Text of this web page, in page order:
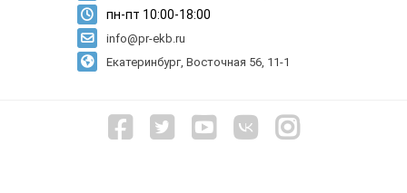
пн-пт 10:00-18:00
info@pr-ekb.ru
Екатеринбург, Восточная 56, 11-1